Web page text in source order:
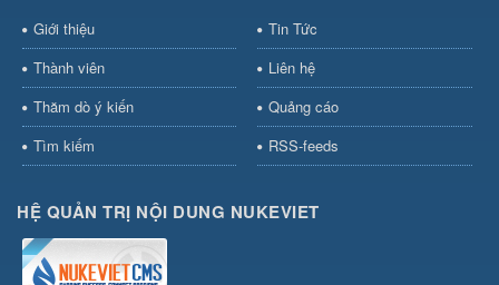
Giới thiệu
Tin Tức
Thành viên
Liên hệ
Thăm dò ý kiến
Quảng cáo
Tìm kiếm
RSS-feeds
HỆ QUẢN TRỊ NỘI DUNG NUKEVIET